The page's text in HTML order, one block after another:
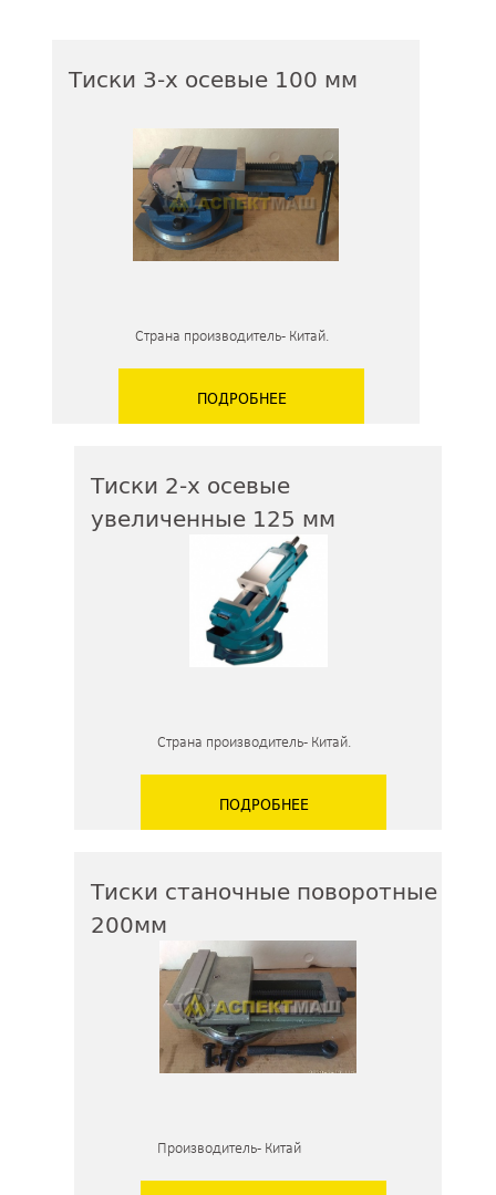
Тиски 3-х осевые 100 мм
Страна производитель - Китай.
ПОДРОБНЕЕ
Тиски 2-х осевые
увеличенные 125 мм
Страна производитель - Китай.
ПОДРОБНЕЕ
Тиски станочные поворотные
200мм
Производитель - Китай